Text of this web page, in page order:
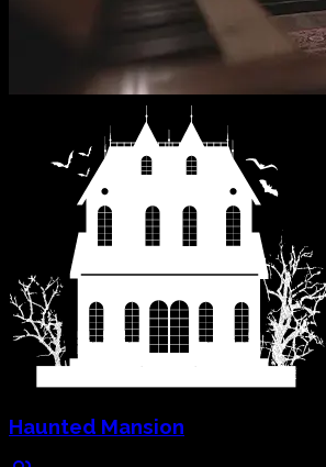
Haunted Mansion